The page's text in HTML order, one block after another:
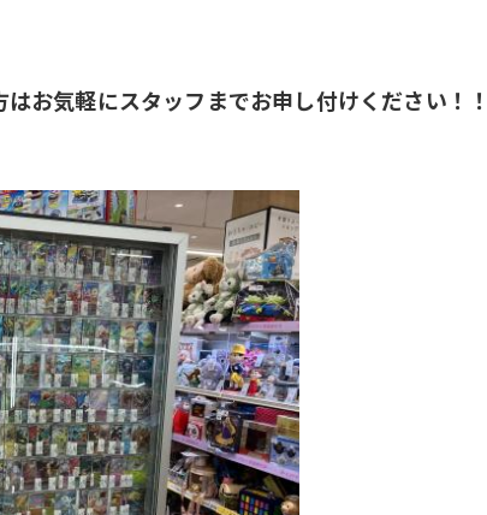
お気軽にスタッフまでお申し付けください！！